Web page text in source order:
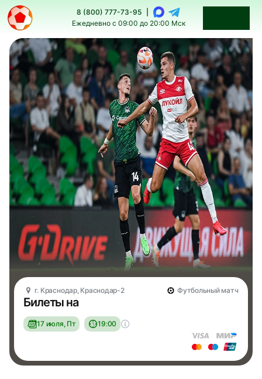
8 (800) 777-73-95
Ежедневно с 09:00 до 20:00 Мск
г. Краснодар, Краснодар-2 Футбольный матч
Билеты на
17 июля, Пт 19:00